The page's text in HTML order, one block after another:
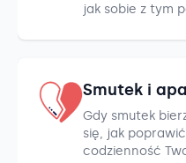
jak sobie z tym
Smutek i
Gdy smutek
się, jak
codzienność